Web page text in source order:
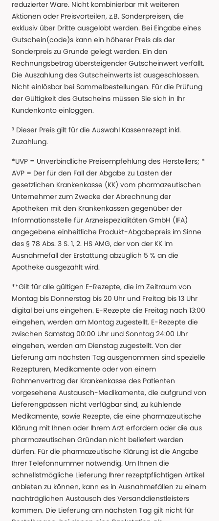
reduzierter Ware. Nicht kombinierbar mit weiteren
Aktionen oder Preisvorteilen, z.B. Sonderpreisen, die
exklusiv über Dritte ausgelobt werden. Bei Eingabe eines
Gutschein(code)s kann ein höherer Preis als der
Sonderpreis zu Grunde gelegt werden. Ein den
Rechnungsbetrag übersteigender Gutscheinwert verfällt.
Die Auszahlung des Gutscheinwerts ist ausgeschlossen.
Nicht einlösbar bei Sammelbestellungen. Für die Prüfung
der Gültigkeit des Gutscheins müssen Sie sich in Ihr
Kundenkonto einloggen.
³ Dieser Preis gilt für die Auswahl Kassenrezept inkl.
Zuzahlung.
*UVP = Unverbindliche Preisempfehlung des Herstellers; *
AVP = Der für den Fall der Abgabe zu Lasten der
gesetzlichen Krankenkasse (KK) vom pharmazeutischen
Unternehmer zum Zwecke der Abrechnung der
Apotheken mit den Krankenkassen gegenüber der
Informationsstelle für Arzneispezialitäten GmbH (IFA)
angegebene einheitliche Produkt-Abgabepreis im Sinne
des § 78 Abs. 3 S. 1, 2. HS AMG, der von der KK im
Ausnahmefall der Erstattung abzüglich 5 % an die
Apotheke ausgezahlt wird.
**Gilt für alle gültigen E-Rezepte, die im Zeitraum von
Montag bis Donnerstag bis 20 Uhr und Freitag bis 13 Uhr
digital bei uns eingehen. E-Rezepte die Freitag nach 13:00
eingehen, werden am Montag zugestellt. E-Rezepte die
zwischen Samstag 00:00 Uhr und Sonntag 24:00 Uhr
eingehen, werden am Dienstag zugestellt. Von der
Lieferung am nächsten Tag ausgenommen sind spezielle
Rezepturen, Medikamente oder von einem
Rahmenvertrag der Krankenkasse des Patienten
vorgesehene Austausch-Medikamente, die aufgrund von
Lieferengpässen nicht verfügbar sind, zu kühlende
Medikamente, sowie Rezepte, die eine pharmazeutische
Klärung mit Ihnen oder Ihrem Arzt erfordern oder die aus
pharmazeutischen Gründen nicht beliefert werden
dürfen. Für die pharmazeutische Klärung ist die Angabe
Ihrer Telefonnummer notwendig. Um Ihnen die
schnellstmögliche Lieferung Ihrer rezeptpflichtigen Artikel
anbieten zu können, kann es in Ausnahmefällen zu einem
nachträglichen Austausch des Versanddienstleisters
kommen. Die Lieferung am nächsten Tag gilt nicht für